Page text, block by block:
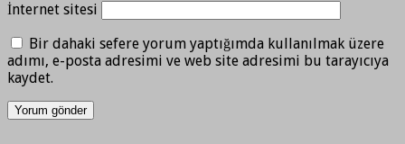
İnternet sitesi
Bir dahaki sefere yorum yaptığımda kullanılmak üzere
adımı, e-posta adresimi ve web site adresimi bu tarayıcıya
kaydet.